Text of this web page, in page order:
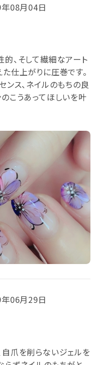
08月04日
、そして繊細なアート
仕上がりに圧巻です。
ンス、ネイルのもちの良
こうあってほしいを叶
06月29日
爪を削らないジェルを